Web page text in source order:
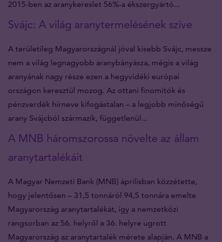
2015-ben az aranykereslet 56%-a ékszergyártó...
Svájc: A világ aranytermelésének szíve
A területileg Magyarországnál jóval kisebb Svájc, messze
nem a világ legnagyobb aranybányásza, mégis a világ
aranyának nagy része ezen a hegyvidéki európai
országon keresztül mozog. Az ottani finomítók és
pénzverdék hírneve kifogástalan – a legjobb minőségű
arany Svájcból származik, függetlenül...
A MNB háromszorossa növelte az állam
aranytartalékáit
A Magyar Nemzeti Bank (MNB) áprilisban közzétette,
hogy jelentősen – 31,5 tonnáról 94,5 tonnára emelte
Magyarország aranytartalékát, így a nemzetközi
rangsorban az 56. helyről a 36. helyre ugrott
Magyarország az aranytartalék mérete alapján. A MNB a